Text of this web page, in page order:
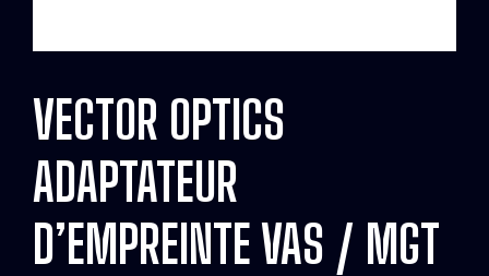
VECTOR OPTICS
ADAPTATEUR
D’EMPREINTE VAS / MGT